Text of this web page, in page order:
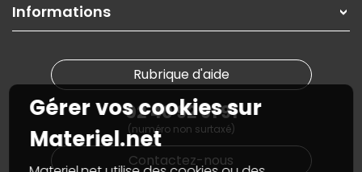
SAV, demander un retour
Informations
On rachète votre carte graphique
PC sur mesure : Votre RDV personnalisé
Materiel.net recrute
Notre programme d'affiliation
Partenariat & Sponsoring
Informations
Nos marques
Conditions générales de vente
Marketplace
Informations légales
Données personnellesetcookies
Gérer vos cookies
Accessibilité : non conforme
Rubrique d'aide
02 40 92 91 91
(numéro non surtaxé)
Contactez-nous
Gérer vos cookies sur
Materiel.net